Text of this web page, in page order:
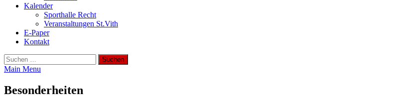
Kalender
Sporthalle Recht
Veranstaltungen St.Vith
E-Paper
Kontakt
Suchen
nach:
Main Menu
Besonderheiten